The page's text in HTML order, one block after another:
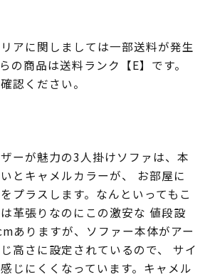
アに関しましては一部送料が発生
の商品は送料ランク【E】です。
認ください。
ーが魅力の3人掛けソファは、本
とキャメルカラーが、 お部屋に
プラスします。なんといってもこ
革張りなのにこの激安な 値段設
ありますが、ソファー本体がアー
高さに設定されているので、 サイ
じにくくなっています。キャメル